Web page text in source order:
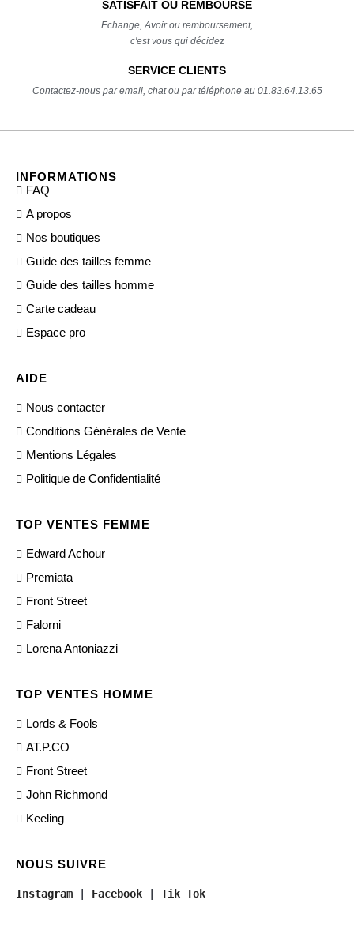
SATISFAIT OU REMBOURSÉ
Echange, Avoir ou remboursement,
c'est vous qui décidez
SERVICE CLIENTS
Contactez-nous par email, chat ou par téléphone au 01.83.64.13.65
INFORMATIONS
FAQ
A propos
Nos boutiques
Guide des tailles femme
Guide des tailles homme
Carte cadeau
Espace pro
AIDE
Nous contacter
Conditions Générales de Vente
Mentions Légales
Politique de Confidentialité
TOP VENTES FEMME
Edward Achour
Premiata
Front Street
Falorni
Lorena Antoniazzi
TOP VENTES HOMME
Lords & Fools
AT.P.CO
Front Street
John Richmond
Keeling
NOUS SUIVRE
Instagram | Facebook | Tik Tok